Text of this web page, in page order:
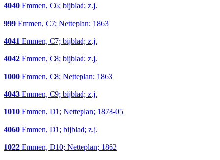
4040 Emmen, C6; bijblad; z.j.
999 Emmen, C7; Netteplan; 1863
4041 Emmen, C7; bijblad; z.j.
4042 Emmen, C8; bijblad; z.j.
1000 Emmen, C8; Netteplan; 1863
4043 Emmen, C9; bijblad; z.j.
1010 Emmen, D1; Netteplan; 1878-05
4060 Emmen, D1; bijblad; z.j.
1022 Emmen, D10; Netteplan; 1862